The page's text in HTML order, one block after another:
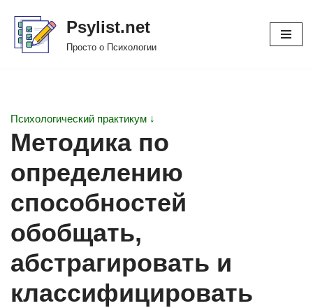
Перейти
Psylist.net
Просто о Психологии
Психологический практикум ↓
Методика по
определению
способностей
обобщать,
абстрагировать и
классифицировать